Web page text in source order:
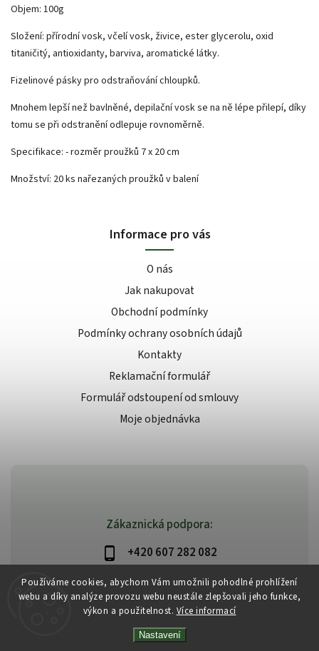
Používáme cookies, abychom Vám umožnili pohodlné prohlížení
webu a díky analýze provozu webu neustále zlepšovali jeho funkce,
výkon a použitelnost. Více informací
Nastavení
Objem: 100g
Složení: přírodní vosk, včelí vosk, živice, ester glycerolu, oxid
titaničitý, antioxidanty, barviva, aromatické látky.
Fizelinové pásky pro odstraňování chloupků.
Mnohem lepší než bavlněné, depilační vosk se na ně lépe přilepí, díky
tomu se při odstranění odlepuje rovnoměrně.
Specifikace: - rozměr proužků 7 x 20 cm
Množství: 20 ks nařezaných proužků v balení
Zákaznická podpora:
+420 607 282 082
info@beautysystem.cz
Informace pro vás
O nás
Jak nakupovat
Obchodní podmínky
Podmínky ochrany osobních údajů
Kontakty
Reklamační formulář
Formulář odstoupení od smlouvy
Moje objednávka
Beautysystem.cz